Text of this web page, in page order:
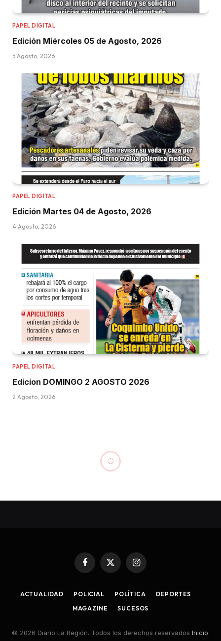
PAPEL DIGITAL
Edición Miércoles 05 de Agosto, 2026
5 Agosto, 2026
PAPEL DIGITAL
Edición Martes 04 de Agosto, 2026
4 Agosto, 2026
PAPEL DIGITAL
Edicion DOMINGO 2 AGOSTO 2026
2 Agosto, 2026
Médicas ovallinas se
nacional y regional
ByDiagramación
6 Mayo, 2022
4 Mins Read